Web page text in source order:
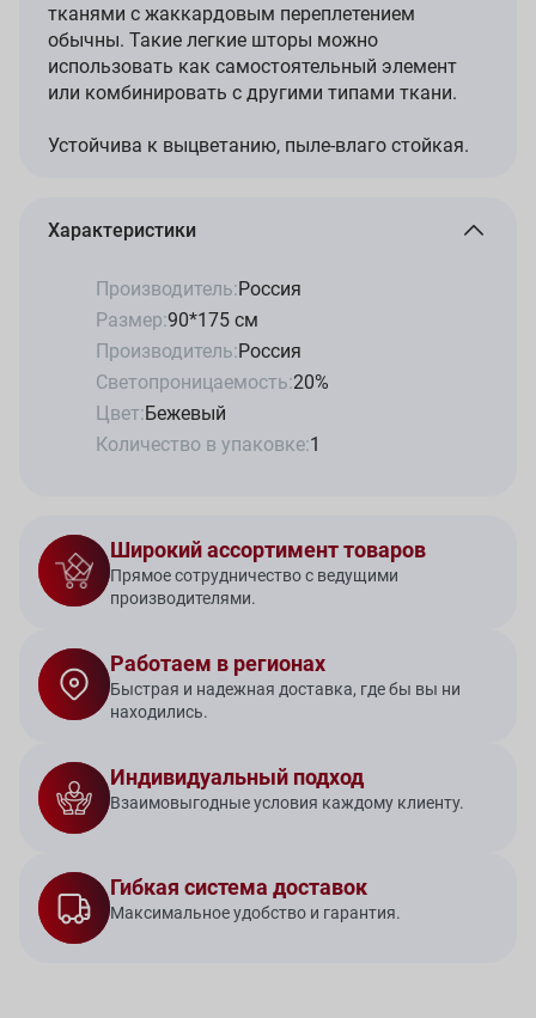
тканями с жаккардовым переплетением
обычны. Такие легкие шторы можно
использовать как самостоятельный элемент
или комбинировать с другими типами ткани.
Устойчива к выцветанию, пыле-влаго стойкая.
Характеристики
Производитель:Россия
Размер:90*175 см
Производитель:Россия
Светопроницаемость:20%
Цвет:Бежевый
Количество в упаковке:1
Широкий ассортимент товаров
Прямое сотрудничество с ведущими
производителями.
Работаем в регионах
Быстрая и надежная доставка, где бы вы ни
находились.
Индивидуальный подход
Взаимовыгодные условия каждому клиенту.
Гибкая система доставок
Максимальное удобство и гарантия.